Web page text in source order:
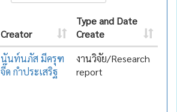
Creator
Type and Date
Create
นันท์นภัส มีครุฑ
จี๊ด กำประเสริฐ
งานวิจัย/Research
report